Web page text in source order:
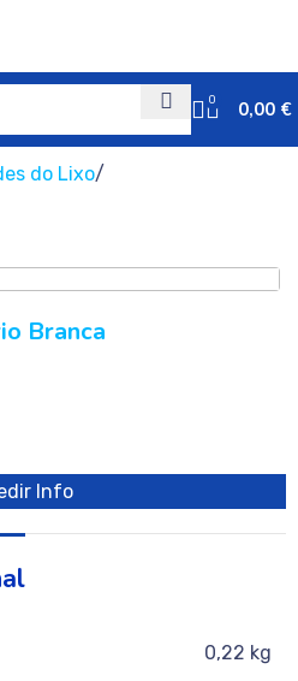
0 0,00 €
do Lixo
Branca
Info
0,22 kg